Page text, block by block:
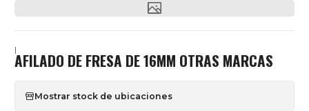
|
AFILADO DE FRESA DE 16MM OTRAS MARCAS
Mostrar stock de ubicaciones